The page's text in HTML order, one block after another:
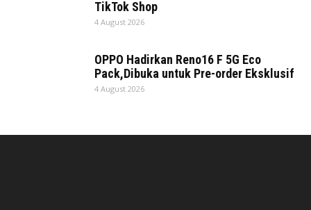
TikTok Shop
4 August 2026
OPPO Hadirkan Reno16 F 5G Eco
Pack,Dibuka untuk Pre-order Eksklusif
4 August 2026